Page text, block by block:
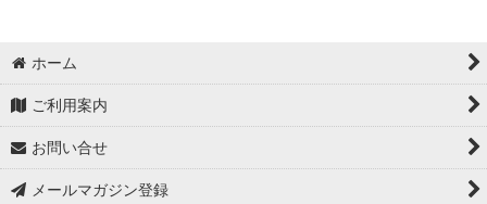
ホーム
ご利用案内
お問い合せ
メールマガジン登録